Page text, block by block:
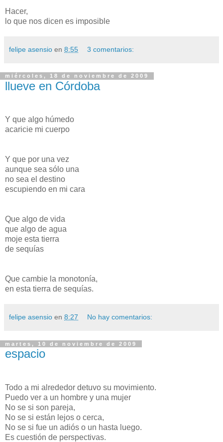
Hacer,
lo que nos dicen es imposible
felipe asensio en 8:55 3 comentarios:
miércoles, 18 de noviembre de 2009
llueve en Córdoba
Y que algo húmedo
acaricie mi cuerpo
Y que por una vez
aunque sea sólo una
no sea el destino
escupiendo en mi cara
Que algo de vida
que algo de agua
moje esta tierra
de sequías
Que cambie la monotonía,
en esta tierra de sequías.
felipe asensio en 8:27 No hay comentarios:
martes, 10 de noviembre de 2009
espacio
Todo a mi alrededor detuvo su movimiento.
Puedo ver a un hombre y una mujer
No se si son pareja,
No se si están lejos o cerca,
No se si fue un adiós o un hasta luego.
Es cuestión de perspectivas.